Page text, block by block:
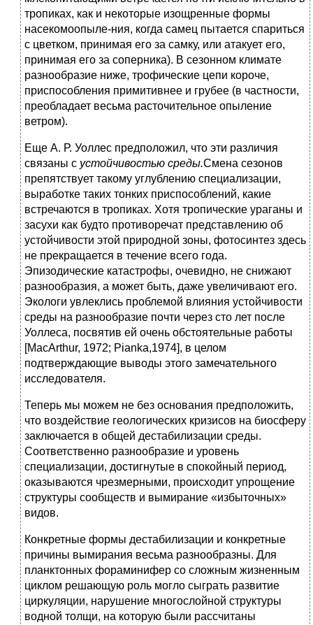
тропиках, как и некоторые изощренные формы
насекомоопыле-ния, когда самец пытается спариться
с цветком, принимая его за самку, или атакует его,
принимая его за соперника). В сезонном климате
разнообразие ниже, трофические цепи короче,
приспособления примитивнее и грубее (в частности,
преобладает весьма расточительное опыление
ветром).
Еще А. Р. Уоллес предположил, что эти различия
связаны с устойчивостью среды.Смена сезонов
препятствует такому углублению специализации,
выработке таких тонких приспособлений, какие
встречаются в тропиках. Хотя тропические ураганы и
засухи как будто противоречат представлению об
устойчивости этой природной зоны, фотосинтез здесь
не прекращается в течение всего года.
Эпизодические катастрофы, очевидно, не снижают
разнообразия, а может быть, даже увеличивают его.
Экологи увлеклись проблемой влияния устойчивости
среды на разнообразие почти через сто лет после
Уоллеса, посвятив ей очень обстоятельные работы
[MacArthur, 1972; Pianka,1974], в целом
подтверждающие выводы этого замечательного
исследователя.
Теперь мы можем не без основания предположить,
что воздействие геологических кризисов на биосферу
заключается в общей дестабилизации среды.
Соответственно разнообразие и уровень
специализации, достигнутые в спокойный период,
оказываются чрезмерными, происходит упрощение
структуры сообществ и вымирание «избыточных»
видов.
Конкретные формы дестабилизации и конкретные
причины вымирания весьма разнообразны. Для
планктонных фораминифер со сложным жизненным
циклом решающую роль могло сыграть развитие
циркуляции, нарушение многослойной структуры
водной толщи, на которую были рассчитаны